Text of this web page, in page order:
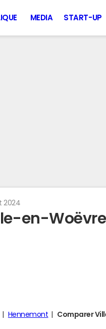
MEDIA START-UP
2024
en-Woëvre
Hennemont
Comparer